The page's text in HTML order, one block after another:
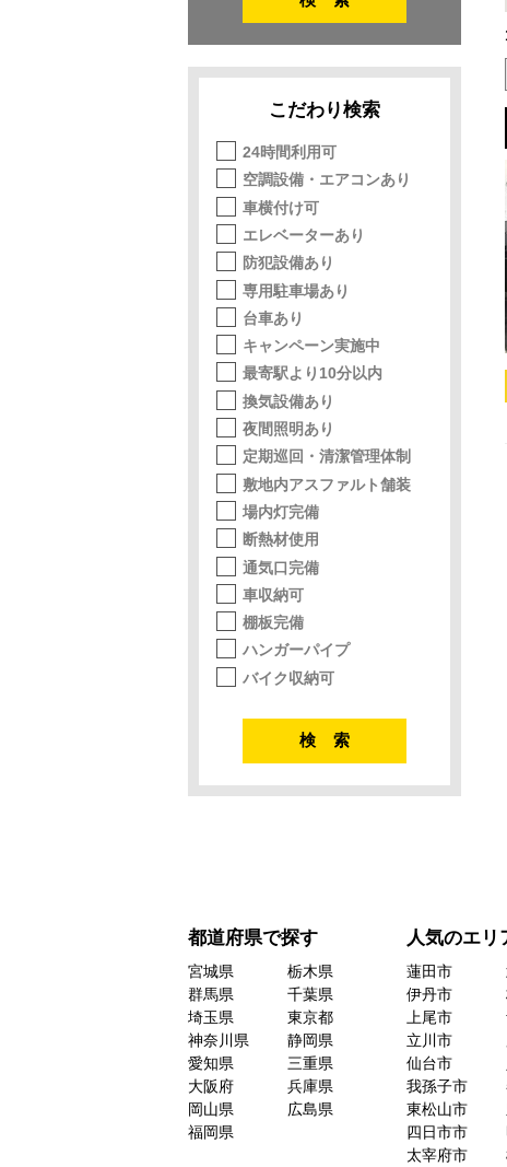
こだわり検索
24時間利用可
空調設備・エアコンあり
車横付け可
エレベーターあり
防犯設備あり
専用駐車場あり
台車あり
キャンペーン実施中
最寄駅より10分以内
換気設備あり
夜間照明あり
定期巡回・清潔管理体制
敷地内アスファルト舗装
場内灯完備
断熱材使用
通気口完備
車収納可
棚板完備
ハンガーパイプ
バイク収納可
都道府県で探す
宮城県
栃木県
群馬県
千葉県
埼玉県
東京都
神奈川県
静岡県
愛知県
三重県
大阪府
兵庫県
岡山県
広島県
福岡県
人気のエリ
蓮田市
伊丹市
上尾市
立川市
仙台市
我孫子市
東松山市
四日市市
太宰府市